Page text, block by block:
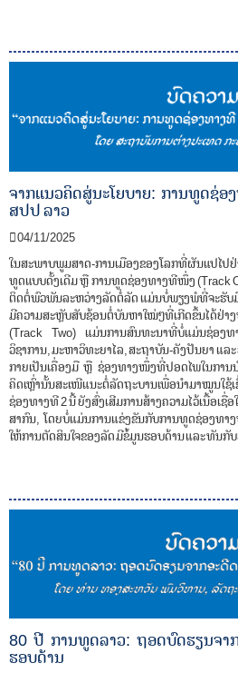
ຈາກແນວຄິດສູ່ນະໂຍບາຍ: ການທູດຊ່
ສປປ ລາວ
04/11/2025
ໃນສະພາບພູມສາດ-ການເມືອງຂອງໂລກທີ່ຜັນແປໄ
ທູດແບບດັ້ງເດີມ ຫຼື ການທູດຊ່ອງທາງທີໜຶ່ງ (Track
ຕິດຕໍ່ພົວພັນລະຫວ່າງລັດຕໍ່ລັດ ແມ່ນບໍ່ພຽງພໍທີ່ຈະຮັ
ມີຄວາມສະຫຼັບສັບຊ້ອນຕໍ່ບັນຫາໃໝ່ໆທີ່ເກີດຂຶ້ນໄດ້
(Track Two) ແມ່ນການສົນທະນາທີ່ບໍ່ແມ່ນຊ່ອງ
ວິຊາການ, ມະຫາວິທະຍາໄລ, ສະຖາບັນ-ຄັງປັນຍາ ແລ
ກາຍເປັນເຄື່ອງມື ຫຼື ຊ່ອງທາງໜຶ່ງທີ່ປອດໄພໃນການ
ຄິດເຫຼົ່ານັ້ນສະເໜີແນະຕໍ່ລັດຖະບານເພື່ອນໍາມາໝູນໃ
ຊ່ອງທາງທີ 2 ນີ້ ຍັງສົ່ງເສີມການສ້າງຄວາມໄວ້ເນື້ອເ
ສາກົນ, ໂດຍບໍ່ແມ່ນການແຂ່ງຂັນກັບການທູດຊ່ອງທາ
ໃຫ້ການຕັດສິນໃຈຂອງລັດ ມີຂໍ້ມູນຮອບດ້ານ ແລະ ທັນ
80 ປີ ການທູດລາວ: ຖອດບົດຮຽນຈາ
ຮອບດ້ານ